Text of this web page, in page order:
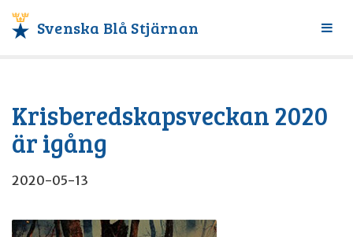
Svenska Blå Stjärnan
Växla
Krisberedskapsveckan 2020
är igång
2020-05-13